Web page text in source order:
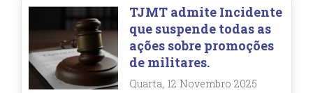
TJMT admite Incidente
que suspende todas as
ações sobre promoções
de militares.
Quarta, 12 Novembro 2025